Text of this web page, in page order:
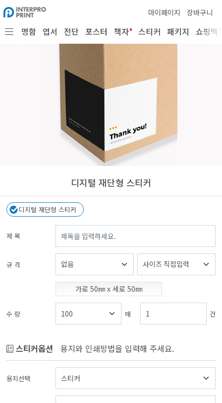
마이페이지 장바구니
명함 엽서 전단 포스터 책자• 스티커 패키지 쇼핑백•
디지털 재단형 스티커
디지털 재단형 스티커
제 목
규 격
가로50㎜ x 세로50㎜
수 량 매 건
스티커옵션 용지와 인쇄방법을 입력해 주세요.
용지선택